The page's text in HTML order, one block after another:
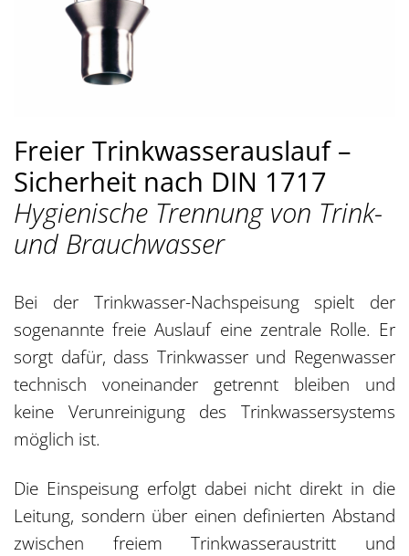
Freier Trinkwasserauslauf –
Sicherheit nach DIN 1717
Hygienische Trennung von Trink-
und Brauchwasser
Bei der Trinkwasser-Nachspeisung spielt der
sogenannte freie Auslauf eine zentrale Rolle. Er
sorgt dafür, dass Trinkwasser und Regenwasser
technisch voneinander getrennt bleiben und
keine Verunreinigung des Trinkwassersystems
möglich ist.
Die Einspeisung erfolgt dabei nicht direkt in die
Leitung, sondern über einen definierten Abstand
zwischen freiem Trinkwasseraustritt und